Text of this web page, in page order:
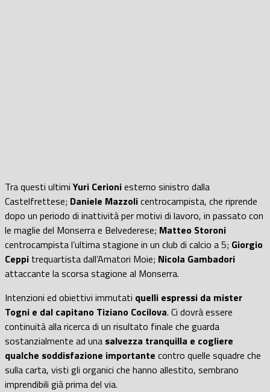
Tra questi ultimiYuri Cerioniesterno sinistro dalla
Castelfrettese; Daniele Mazzolicentrocampista, che riprende
dopo un periodo di inattività per motivi di lavoro, in passato con
le maglie del Monserra e Belvederese; Matteo Storoni
centrocampista l’ultima stagione in un club di calcio a 5; Giorgio
Ceppi trequartista dall’Amatori Moie; Nicola Gambadori
attaccante la scorsa stagione al Monserra.
Intenzioni ed obiettivi immutati quelli espressi da mister
Togni e dal capitano Tiziano Cocilova. Ci dovrà essere
continuità alla ricerca di un risultato finale che guarda
sostanzialmente ad una salvezza tranquilla e cogliere
qualche soddisfazione importante contro quelle squadre che
sulla carta, visti gli organici che hanno allestito, sembrano
imprendibili già prima del via.